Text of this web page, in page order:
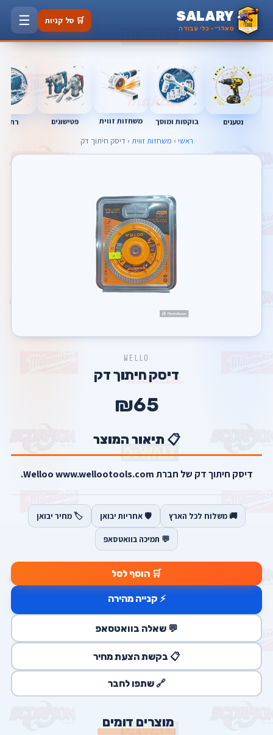
SALARY
סאלרי · כלי עבודה
🛒 סל קניות ☰
נטענים בוקסות ומוסך משחזות זווית פטישונים
ראשי › משחזות זווית › דיסק חיתוך דק
WELLO
דיסק חיתוך דק
₪65
📋 תיאור המוצר
דיסק חיתוך דק של חברת Welloo www.wellootools.com.
🚚 משלוח לכל הארץ 🛡️ אחריות יבואן 🏷️ מחיר יבואן
💬 תמיכה בוואטסאפ
🛒 הוסף לסל
⚡ קנייה מהירה
💬 שאלה בוואטסאפ
📋 בקשת הצעת מחיר
🔗 שתפו לחבר
מוצרים דומים